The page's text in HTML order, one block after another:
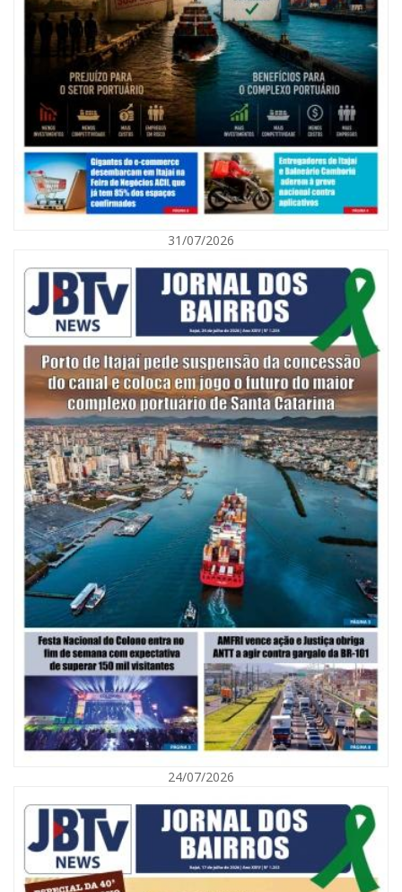
07/08/2026 | 07:00
Nem toda violência deixa marcas: conheça os sinais de alerta da
BALNEÁRIO CAMBORIÚ
07/08/2026 | 07:00
Saúde de BC promove mutirão de DIU e Implanon na UBS Municípios
neste sábado
POLÍTICA
31/07/2026
24/07/2026